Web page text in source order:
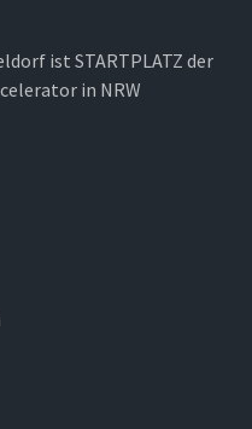
ist STARTPLATZ der
in NRW